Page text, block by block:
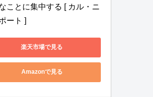
ことに集中する [ カル・ニ
ート ]
楽天市場で見る
Amazonで見る